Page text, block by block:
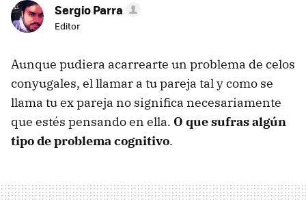
Sergio Parra
Editor
Aunque pudiera acarrearte un problema de celos
conyugales, el llamar a tu pareja tal y como se
llama tu ex pareja no significa necesariamente
que estés pensando en ella. O que sufras algún
tipo de problema cognitivo.